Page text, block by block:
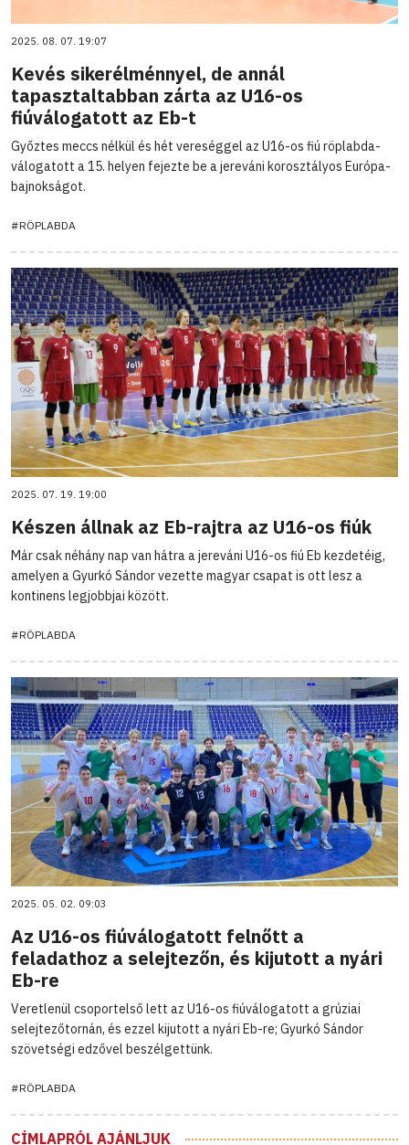
2025. 08. 07. 19:07
Kevés sikerélménnyel, de annál
tapasztaltabban zárta az U16-os
fiúválogatott az Eb-t
Győztes meccs nélkül és hét vereséggel az U16-os fiú röplabda-
válogatott a 15. helyen fejezte be a jereváni korosztályos Európa-
bajnokságot.
#RÖPLABDA
2025. 07. 19. 19:00
Készen állnak az Eb-rajtra az U16-os fiúk
Már csak néhány nap van hátra a jereváni U16-os fiú Eb kezdetéig,
amelyen a Gyurkó Sándor vezette magyar csapat is ott lesz a
kontinens legjobbjai között.
#RÖPLABDA
2025. 05. 02. 09:03
Az U16-os fiúválogatott felnőtt a
feladathoz a selejtezőn, és kijutott a nyári
Eb-re
Veretlenül csoportelső lett az U16-os fiúválogatott a grúziai
selejtezőtornán, és ezzel kijutott a nyári Eb-re; Gyurkó Sándor
szövetségi edzővel beszélgettünk.
#RÖPLABDA
CÍMLAPRÓL AJÁNLJUK